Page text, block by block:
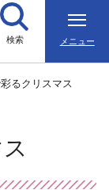
メニュー
検索
るクリスマス